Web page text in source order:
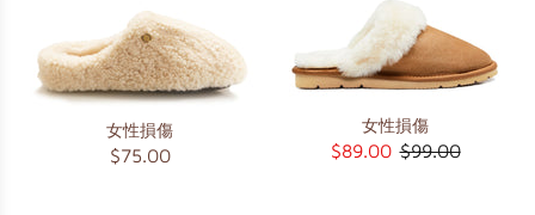
女性損傷
$75.00
女性損傷
$89.00 $99.00